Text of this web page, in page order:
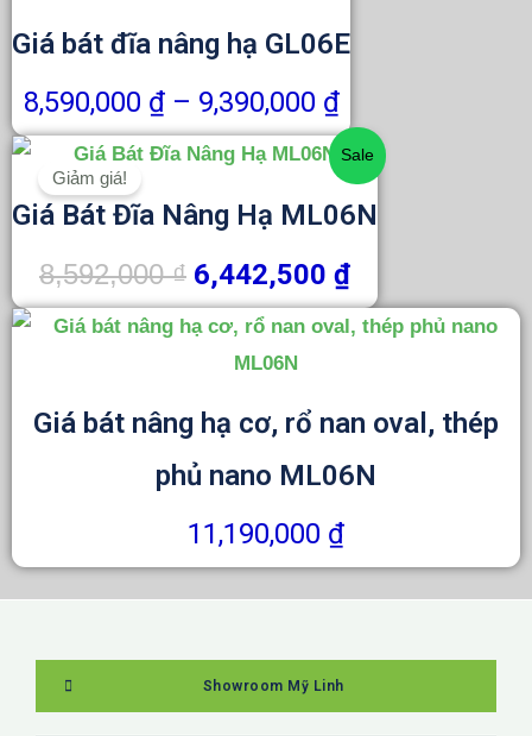
Giá bát đĩa nâng hạ GL06E
8,590,000 ₫ – 9,390,000 ₫
từ
8,590,000 ₫
đến
9,390,000 ₫
Sale
Giảm giá!
Giá Bát Đĩa Nâng Hạ ML06N
8,592,000₫
Giá
là:
8,592,000 ₫.
6,442,500 ₫
Giá
hiện
tại
là:
6,442,500 ₫.
Giá bát nâng hạ cơ, rổ nan oval, thép
phủ nano ML06N
11,190,000 ₫
Showroom Mỹ Linh